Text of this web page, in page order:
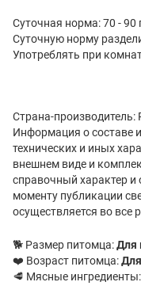
Суточная норма: 70 - 90
Суточную норму
Употреблять при
Страна-производитель:
Информация о составе
технических и иных
внешнем виде и
справочный характер и
моменту публикации
осуществляется во все
🐕 Размер питомца:Для
❤️ Возраст питомца:
🥩 Мясные ингредиенты: